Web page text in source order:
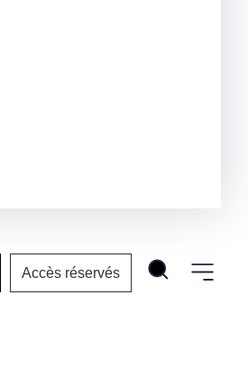
Accès réservés